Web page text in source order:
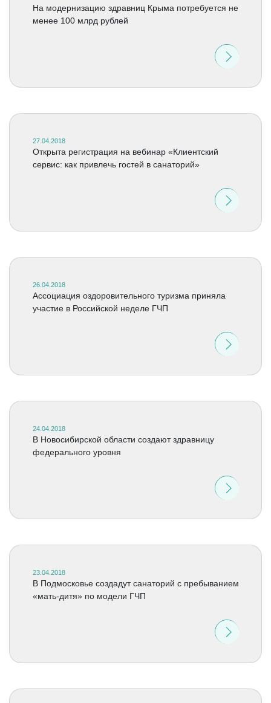
На модернизацию здравниц Крыма потребуется не
менее 100 млрд рублей
27.04.2018
Открыта регистрация на вебинар «Клиентский
сервис: как привлечь гостей в санаторий»
26.04.2018
Ассоциация оздоровительного туризма приняла
участие в Российской неделе ГЧП
24.04.2018
В Новосибирской области создают здравницу
федерального уровня
23.04.2018
В Подмосковье создадут санаторий с пребыванием
«мать-дитя» по модели ГЧП